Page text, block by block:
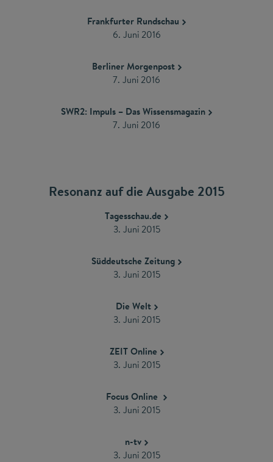
Frankfurter Rundschau
​6. Juni 2016
Berliner Morgenpost
​7. Juni 2016
SWR2: Impuls – Das Wissensmagazin
7. Juni 2016
Resonanz auf die Ausgabe 2015
Tagesschau.de
3. Juni 2015
Süddeutsche Zeitung
3. Juni 2015
Die Welt
3. Juni 2015
ZEIT Online
3. Juni 2015
Focus Online
3. Juni 2015
n-tv
3. Juni 2015